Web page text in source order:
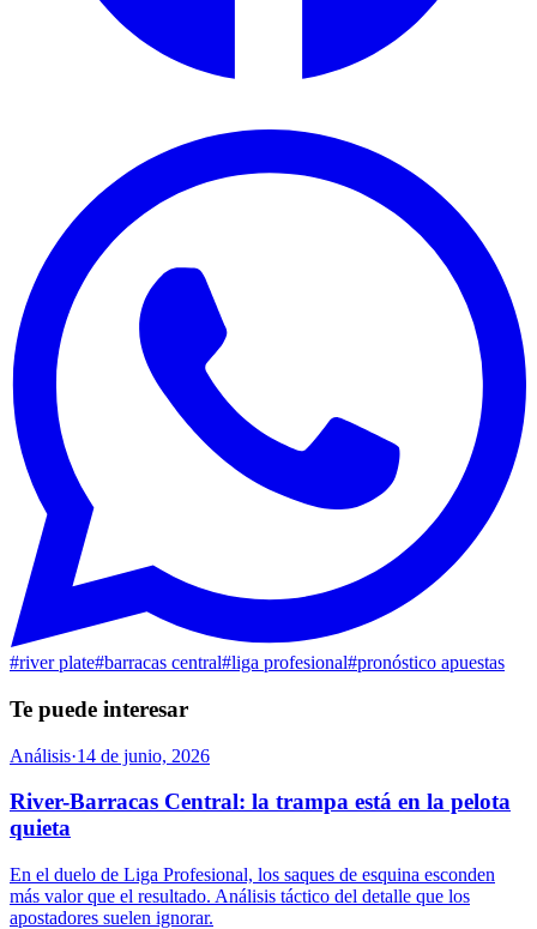
#river plate#barracas central#liga profesional#pronóstico apuestas
Te puede interesar
Análisis·14 de junio, 2026
River-Barracas Central: la trampa está en la pelota
quieta
En el duelo de Liga Profesional, los saques de esquina esconden
más valor que el resultado. Análisis táctico del detalle que los
apostadores suelen ignorar.